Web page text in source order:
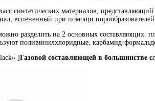
синтетических материалов,
вспененный при помощи
разделить на 2 основных составляющих:
поливинилхлоридные, карбамид-
]Газовой составляющей в большинстве